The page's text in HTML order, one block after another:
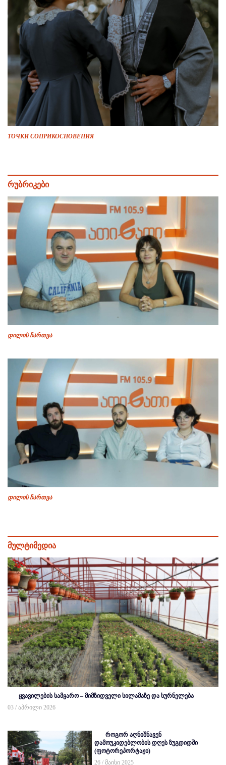
ТОЧКИ СОПРИКОСНОВЕНИЯ
რუბრიკები
დილის ჩართვა
დილის ჩართვა
მულტიმედია
ყვავილების სამყარო – მიმზიდველი სილამაზე და სურნელება
03 / აპრილი 2026
როგორ აღნიშნავენ
დამოუკიდებლობის დღეს ზუგდიდში
(ფოტორეპორტაჟი)
26 / მაისი 2025